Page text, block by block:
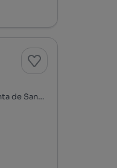
Travessa de Santa Teresa - Botequim, Quinta do Texugo - Quinta de Santa Teresa, Charneca de Caparica e Sobreda, Almada, Setúbal